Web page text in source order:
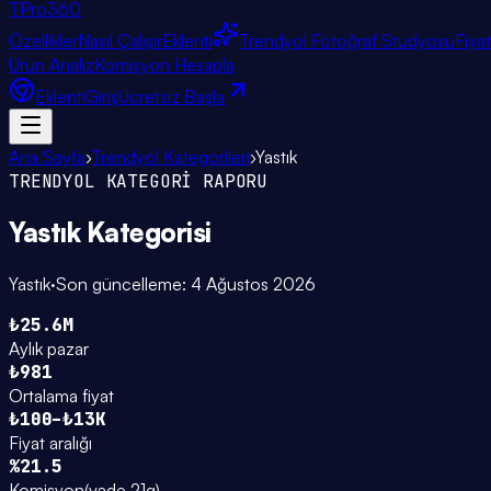
TPro360
ÖzelliklerNasıl ÇalışırEklenti Trendyol Fotoğraf Stüdyosu
Ürün AnalizKomisyon Hesapla
EklentiGirişÜcretsiz Başla
Ana Sayfa›Trendyol Kategorileri›Yastık
TRENDYOL KATEGORİ RAPORU
Yastık Kategorisi
Yastık·Son güncelleme: 4 Ağustos 2026
₺25.6M
Aylık pazar
₺981
Ortalama fiyat
₺100–₺13K
Fiyat aralığı
%21.5